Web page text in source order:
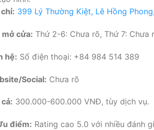
399 Lý Thường Kiệt, Lê Hồng
mở cửa: Thứ 2-6: Chưa rõ, Thứ 7: Chưa
hệ: Số điện thoại: +84 984 514 389
Social: Chưa rõ
300.000-600.000 VNĐ, tùy dịch vụ.
điểm: Rating cao 5.0 với nhiều đánh